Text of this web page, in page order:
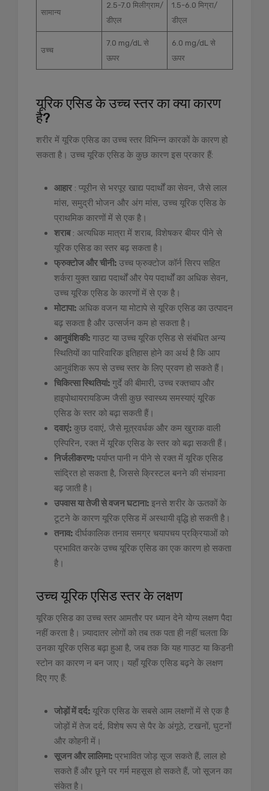
सामान्य
2.5-7.0 मिलीग्राम/
डीएल
1.5-6.0 मिग्रा/
डीएल
उच्च
7.0 mg/dL से
ऊपर
6.0 mg/dL से
ऊपर
यूरिक एसिड के उच्च स्तर का क्या कारण
है?
शरीर में यूरिक एसिड का उच्च स्तर विभिन्न कारकों के कारण हो
सकता है। उच्च यूरिक एसिड के कुछ कारण इस प्रकार हैं:
आहार : प्यूरीन से भरपूर खाद्य पदार्थों का सेवन, जैसे लाल
मांस, समुद्री भोजन और अंग मांस, उच्च यूरिक एसिड के
प्राथमिक कारणों में से एक है।
शराब: अत्यधिक मात्रा में शराब, विशेषकर बीयर पीने से
यूरिक एसिड का स्तर बढ़ सकता है।
फ्रुक्टोज और चीनी: उच्च फ्रुक्टोज कॉर्न सिरप सहित
शर्करा युक्त खाद्य पदार्थों और पेय पदार्थों का अधिक सेवन,
उच्च यूरिक एसिड के कारणों में से एक है।
मोटापा: अधिक वजन या मोटापे से यूरिक एसिड का उत्पादन
बढ़ सकता है और उत्सर्जन कम हो सकता है।
आनुवंशिकी: गाउट या उच्च यूरिक एसिड से संबंधित अन्य
स्थितियों का पारिवारिक इतिहास होने का अर्थ है कि आप
आनुवंशिक रूप से उच्च स्तर के लिए प्रवण हो सकते हैं।
चिकित्सा स्थितियां: गुर्दे की बीमारी, उच्च रक्तचाप और
हाइपोथायरायडिज्म जैसी कुछ स्वास्थ्य समस्याएं यूरिक
एसिड के स्तर को बढ़ा सकती हैं।
दवाएं: कुछ दवाएं, जैसे मूत्रवर्धक और कम खुराक वाली
एस्पिरिन, रक्त में यूरिक एसिड के स्तर को बढ़ा सकती हैं।
निर्जलीकरण: पर्याप्त पानी न पीने से रक्त में यूरिक एसिड
सांद्रित हो सकता है, जिससे क्रिस्टल बनने की संभावना
बढ़ जाती है।
उपवास या तेजी से वजन घटाना: इनसे शरीर के ऊतकों के
टूटने के कारण यूरिक एसिड में अस्थायी वृद्धि हो सकती है।
तनाव: दीर्घकालिक तनाव समग्र चयापचय प्रक्रियाओं को
प्रभावित करके उच्च यूरिक एसिड का एक कारण हो सकता
है।
उच्च यूरिक एसिड स्तर के लक्षण
यूरिक एसिड का उच्च स्तर आमतौर पर ध्यान देने योग्य लक्षण पैदा
नहीं करता है। ज़्यादातर लोगों को तब तक पता ही नहीं चलता कि
उनका यूरिक एसिड बढ़ा हुआ है, जब तक कि यह गाउट या किडनी
स्टोन का कारण न बन जाए। यहाँ यूरिक एसिड बढ़ने के लक्षण
दिए गए हैं:
जोड़ों में दर्द: यूरिक एसिड के सबसे आम लक्षणों में से एक है
जोड़ों में तेज दर्द, विशेष रूप से पैर के अंगूठे, टखनों, घुटनों
और कोहनी में।
सूजन और लालिमा: प्रभावित जोड़ सूज सकते हैं, लाल हो
सकते हैं और छूने पर गर्म महसूस हो सकते हैं, जो सूजन का
संकेत है।